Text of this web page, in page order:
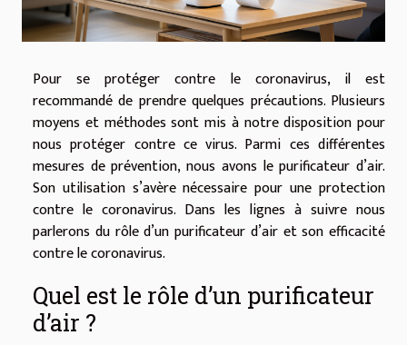
Pour se protéger contre le coronavirus, il est
recommandé de prendre quelques précautions. Plusieurs
moyens et méthodes sont mis à notre disposition pour
nous protéger contre ce virus. Parmi ces différentes
mesures de prévention, nous avons le purificateur d’air.
Son utilisation s’avère nécessaire pour une protection
contre le coronavirus. Dans les lignes à suivre nous
parlerons du rôle d’un purificateur d’air et son efficacité
contre le coronavirus.
Quel est le rôle d’un purificateur
d’air ?